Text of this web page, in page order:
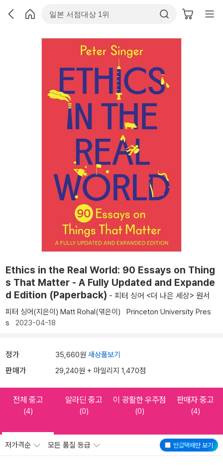
Ethics in the Real World: 90 Essays on Thing
s That Matter - A Fully Updated and Expande
d Edition (Paperback) - 피터 싱어 <더 나은 세상> 원서
피터 싱어(지은이) Matt Rohal(엮은이)
Princeton University Pres
s 2023-04-18
정가 35,660원 새상품보기
판매가 29,240원 + 마일리지 1,470점
전체 중고
(4)
알라딘 중고
(0)
이 광활한 우주점
(0)
판매자 중고
(4)
반값택배만 보기
저가격순 모든 품질 등급